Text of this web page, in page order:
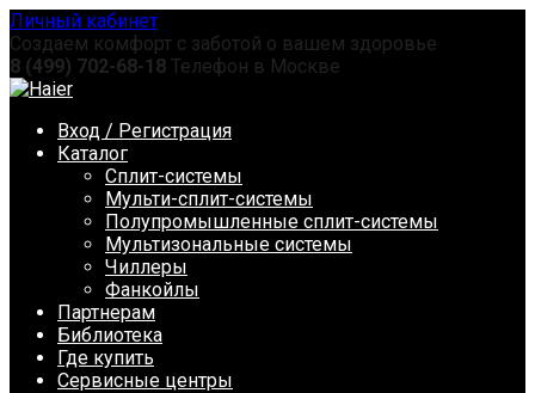
Перейти
к
содержанию
Личный кабинет
Создаем комфорт с заботой о вашем здоровье
8 (499) 702-68-18 Телефон в Москве
Вход / Регистрация
Каталог
Сплит-системы
Мульти-сплит-системы
Полупромышленные сплит-системы
Мультизональные системы
Чиллеры
Фанкойлы
Партнерам
Библиотека
Где купить
Сервисные центры